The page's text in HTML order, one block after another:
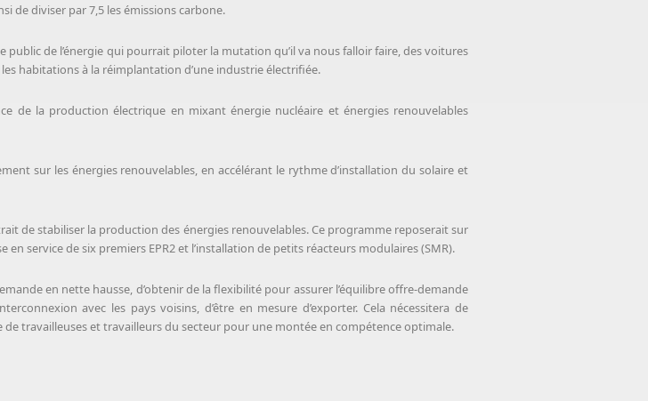
de diviser par 7,5 les émissions carbone.
de l’énergie qui pourrait piloter la mutation qu’il va nous falloir faire, des voitures
habitations à la réimplantation d’une industrie électrifiée.
de la production électrique en mixant énergie nucléaire et énergies renouvelables
sur les énergies renouvelables, en accélérant le rythme d’installation du solaire et
de stabiliser la production des énergies renouvelables. Ce programme reposerait sur
service de six premiers EPR2 et l’installation de petits réacteurs modulaires (SMR).
en nette hausse, d’obtenir de la flexibilité pour assurer l’équilibre offre-demande
avec les pays voisins, d’être en mesure d’exporter. Cela nécessitera de
travailleuses et travailleurs du secteur pour une montée en compétence optimale.